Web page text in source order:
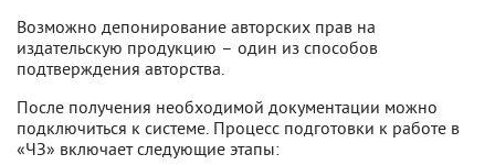
Возможно депонирование авторских прав на
издательскую продукцию – один из способов
подтверждения авторства.
После получения необходимой документации можно
подключиться к системе. Процесс подготовки к работе в
«ЧЗ» включает следующие этапы: